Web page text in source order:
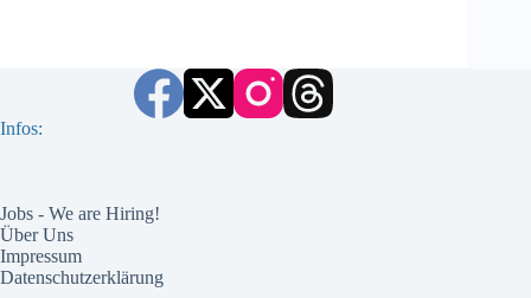
Infos:
Jobs - We are Hiring!
Über Uns
Impressum
Datenschutzerklärung